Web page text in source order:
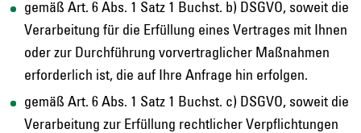
gemäß Art. 6 Abs. 1 Satz 1 Buchst. b) DSGVO, soweit die
Verarbeitung für die Erfüllung eines Vertrages mit Ihnen
oder zur Durchführung vorvertraglicher Maßnahmen
erforderlich ist, die auf Ihre Anfrage hin erfolgen.
gemäß Art. 6 Abs. 1 Satz 1 Buchst. c) DSGVO, soweit die
Verarbeitung zur Erfüllung rechtlicher Verpflichtungen